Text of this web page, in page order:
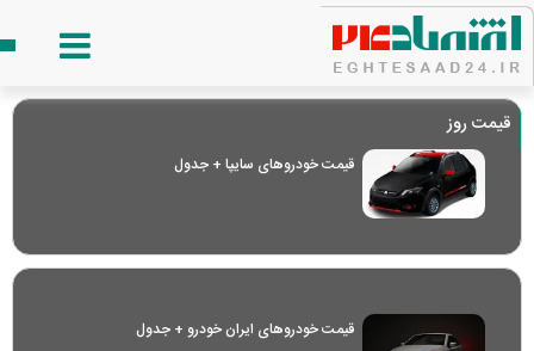
قیمت روز
قیمت خودرو‌های سایپا + جدول
قیمت خودرو‌های ایران خودرو + جدول